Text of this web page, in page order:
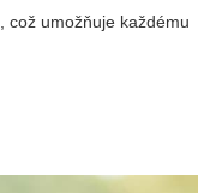
což umožňuje každému